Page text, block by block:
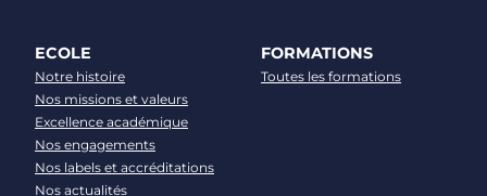
ECOLE
Notre histoire
Nos missions et valeurs
Excellence académique
Nos engagements
Nos labels et accréditations
Nos actualités
FORMATIONS
Toutes les formations